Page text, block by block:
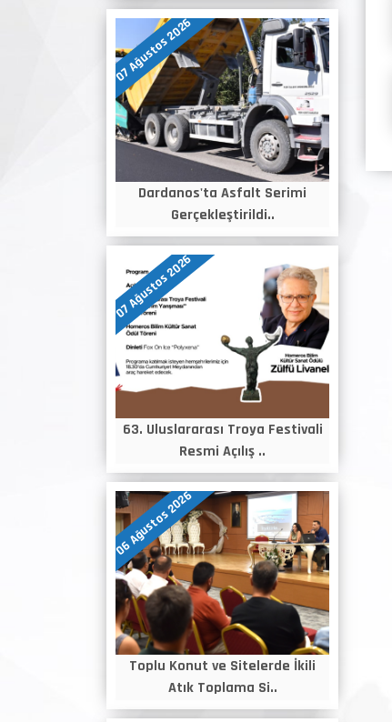
07 Ağustos 2026
Dardanos'ta Asfalt Serimi
Gerçekleştirildi..
07 Ağustos 2026
63. Uluslararası Troya Festivali
Resmi Açılış ..
06 Ağustos 2026
Toplu Konut ve Sitelerde İkili
Atık Toplama Si..